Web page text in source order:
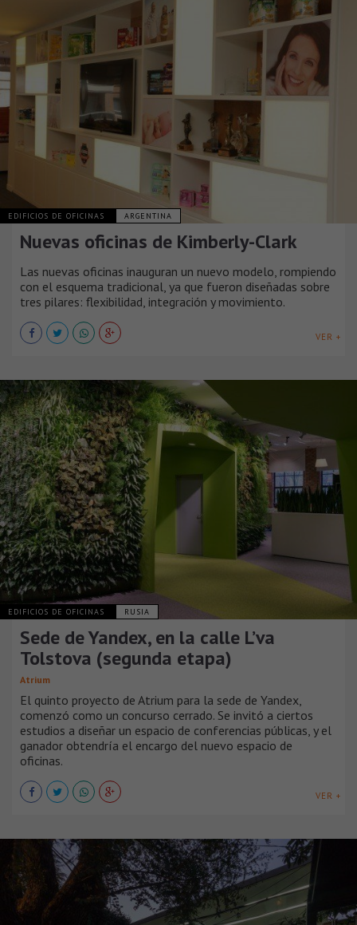
EDIFICIOS DE OFICINAS ARGENTINA
Nuevas oficinas de Kimberly-Clark
Las nuevas oficinas inauguran un nuevo modelo, rompiendo
con el esquema tradicional, ya que fueron diseñadas sobre
tres pilares: flexibilidad, integración y movimiento.
VER +
EDIFICIOS DE OFICINAS RUSIA
Sede de Yandex, en la calle L’va
Tolstova (segunda etapa)
Atrium
El quinto proyecto de Atrium para la sede de Yandex,
comenzó como un concurso cerrado. Se invitó a ciertos
estudios a diseñar un espacio de conferencias públicas, y el
ganador obtendría el encargo del nuevo espacio de
oficinas.
VER +